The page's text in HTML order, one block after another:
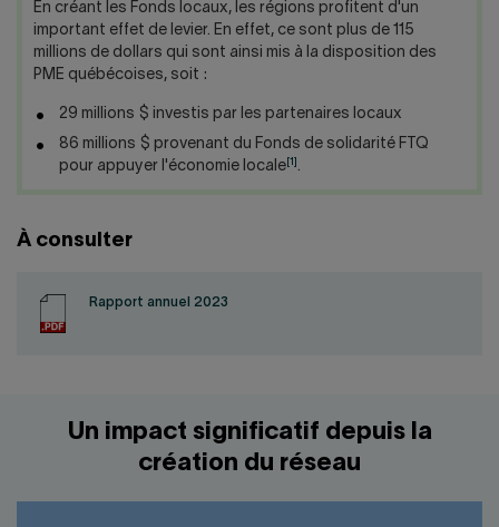
En créant les Fonds locaux, les régions profitent d'un
important effet de levier. En effet, ce sont plus de 115
millions de dollars qui sont ainsi mis à la disposition des
PME québécoises, soit :
29 millions $ investis par les partenaires locaux
86 millions $ provenant du Fonds de solidarité FTQ
pour appuyer l'économie locale
.
À consulter
Rapport annuel 2023
Un impact significatif depuis la
création du réseau